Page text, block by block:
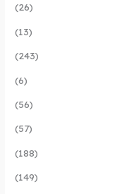
(26)
(13)
(243)
(6)
(56)
(57)
(188)
(149)